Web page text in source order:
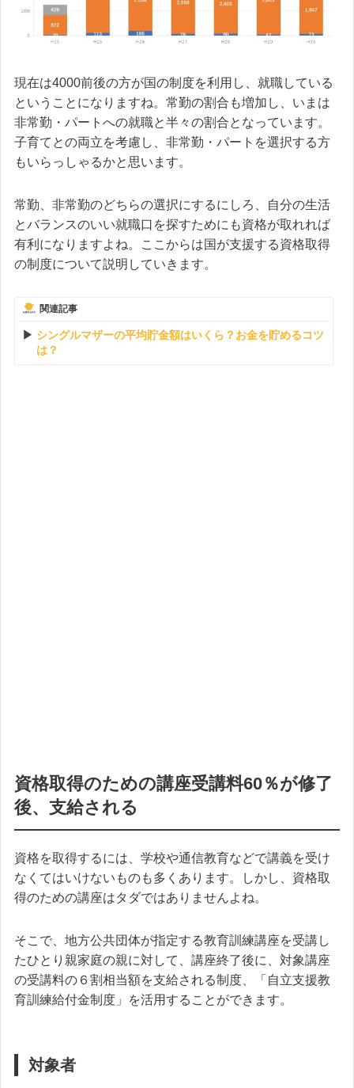
現在は4000前後の方が国の制度を利用し、就職している
ということになりますね。常勤の割合も増加し、いまは
非常勤・パートへの就職と半々の割合となっています。
子育てとの両立を考慮し、非常勤・パートを選択する方
もいらっしゃるかと思います。
常勤、非常勤のどちらの選択にするにしろ、自分の生活
とバランスのいい就職口を探すためにも資格が取れれば
有利になりますよね。ここからは国が支援する資格取得
の制度について説明していきます。
関連記事
シングルマザーの平均貯金額はいくら？お金を貯めるコツ
は？
資格取得のための講座受講料60％が修了
後、支給される
資格を取得するには、学校や通信教育などで講義を受け
なくてはいけないものも多くあります。しかし、資格取
得のための講座はタダではありませんよね。
そこで、地方公共団体が指定する教育訓練講座を受講し
たひとり親家庭の親に対して、講座終了後に、対象講座
の受講料の６割相当額を支給される制度、「自立支援教
育訓練給付金制度」を活用することができます。
対象者